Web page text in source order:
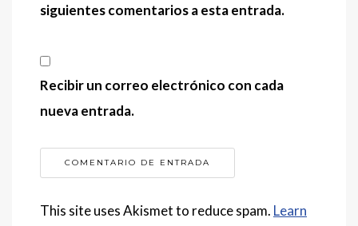
siguientes comentarios a esta entrada.
Recibir un correo electrónico con cada
nueva entrada.
This site uses Akismet to reduce spam. Learn